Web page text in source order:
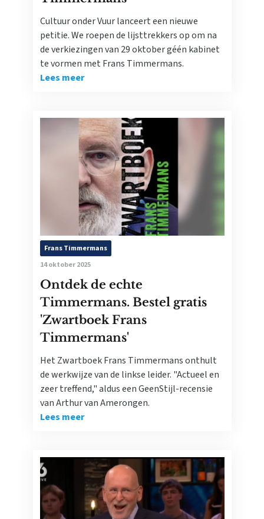
Cultuur onder Vuur lanceert een nieuwe
petitie. We roepen de lijsttrekkers op om na
de verkiezingen van 29 oktober géén kabinet
te vormen met Frans Timmermans.
Lees meer
Frans Timmermans
14 oktober 2025
Ontdek de echte
Timmermans. Bestel gratis
'Zwartboek Frans
Timmermans'
Het Zwartboek Frans Timmermans onthult
de werkwijze van de linkse leider. "Actueel en
zeer treffend," aldus een GeenStijl-recensie
van Arthur van Amerongen.
Lees meer